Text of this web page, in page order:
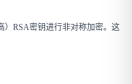
）RSA密钥进行非对称加密。这